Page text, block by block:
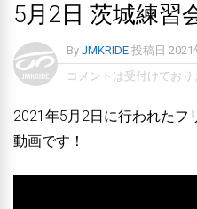
5月2日 茨城練習
By JMKRIDE 投稿日 2021
コメントは受付けており
2021年5月2日に行われたフ
動画です！